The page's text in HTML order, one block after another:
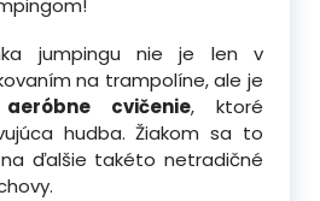
jumpingu nie je len v
na trampolíne, ale je
cvičenie, ktoré
hudba. Žiakom sa to
ďalšie takéto netradičné